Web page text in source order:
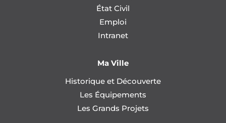
État Civil
Emploi
Intranet
Ma Ville
Historique et Découverte
Les Équipements
Les Grands Projets